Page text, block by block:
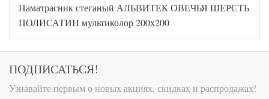
Наматрасник стеганый АЛЬВИТЕК ОВЕЧЬЯ ШЕРСТЬ
ПОЛИСАТИН мультиколор 200х200
ПОДПИСАТЬСЯ!
Узнавайте первым о новых акциях, скидках и распродажах!